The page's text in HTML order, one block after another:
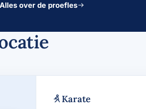
Alles over de proefles
Karate